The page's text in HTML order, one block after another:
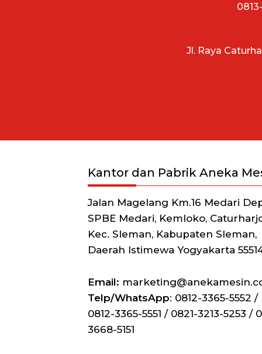
Jl. Raya
Kantor dan Pabrik Aneka
Jalan Magelang Km.16 Medari
SPBE Medari, Kemloko,
Kec. Sleman, Kabupaten Sleman,
Daerah Istimewa Yogyakarta
Email:
Telp/WhatsApp: 0812-3365-5552 /
0812-3365-5551 / 0821-3213-5253 /
3668-5151